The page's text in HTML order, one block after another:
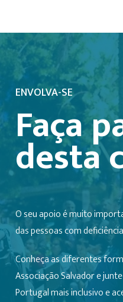
ENVOLVA-SE
Faça
desta
O seu apoio é muito
das pessoas com
Conheça as diferentes
Associação Salvador e
Portugal mais inclusivo e